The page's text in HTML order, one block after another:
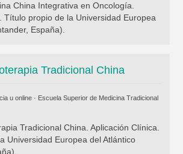
China Integrativa en Oncología.
Título propio de la Universidad Europea
España).
Tradicional China
u online · Escuela Superior de Medicina Tradicional
Tradicional China. Aplicación Clínica.
Universidad Europea del Atlántico